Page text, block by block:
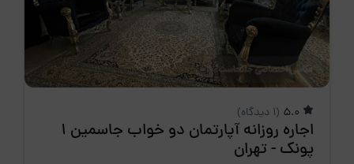
(1 دیدگاه)
اجاره روزانه آپارتمان دو خواب جاسمین 1
پونک - تهران